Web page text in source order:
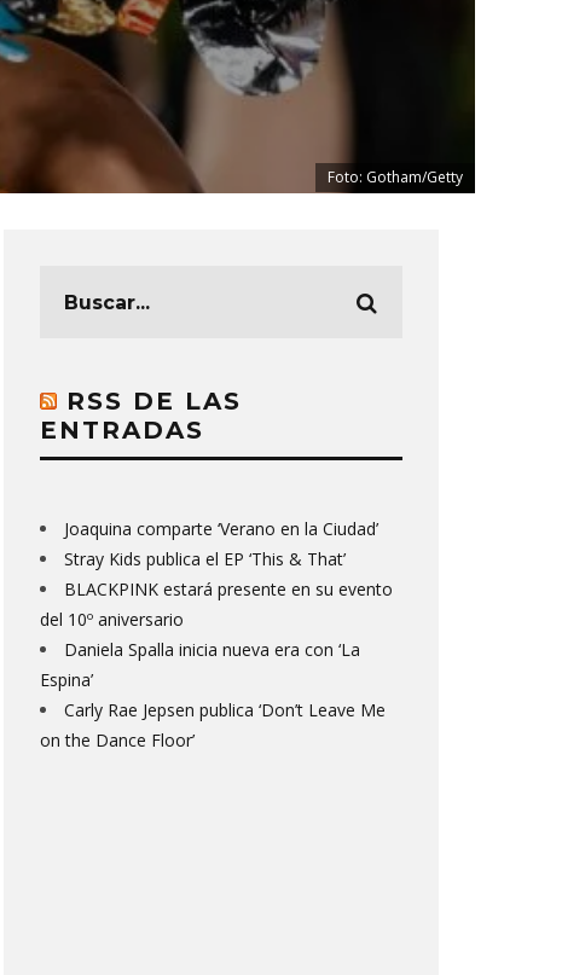
Foto: Gotham/Getty
RSS DE LAS
ENTRADAS
Joaquina comparte ‘Verano en la Ciudad’
Stray Kids publica el EP ‘This & That’
BLACKPINK estará presente en su evento
del 10º aniversario
Daniela Spalla inicia nueva era con ‘La
Espina’
Carly Rae Jepsen publica ‘Don’t Leave Me
on the Dance Floor’